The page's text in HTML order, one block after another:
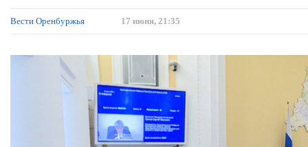
Вести Оренбуржья 17 июня, 21:35